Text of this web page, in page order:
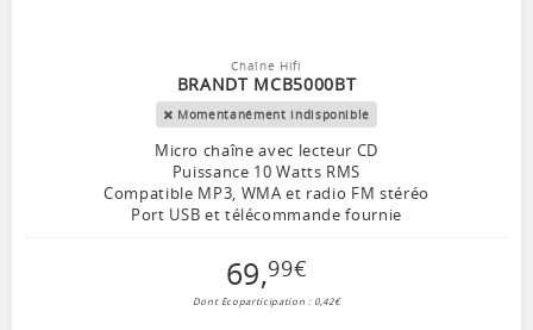
Chaîne Hifi
BRANDT MCB5000BT
Momentanément indisponible
Micro chaîne avec lecteur CD
Puissance 10 Watts RMS
Compatible MP3, WMA et radio FM stéréo
Port USB et télécommande fournie
69,99€
Dont Ecoparticipation : 0,42€